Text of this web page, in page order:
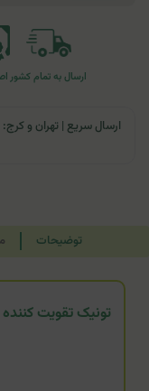
ارسال به تمام کشور
توضیحات